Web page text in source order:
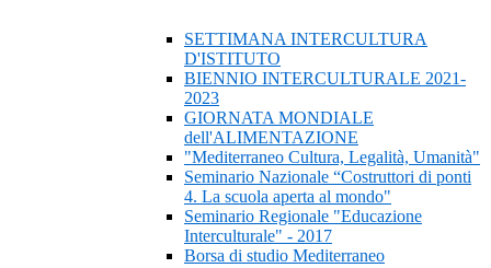
SETTIMANA INTERCULTURA
D'ISTITUTO
BIENNIO INTERCULTURALE 2021-
2023
GIORNATA MONDIALE
dell'ALIMENTAZIONE
"Mediterraneo Cultura, Legalità, Umanità"
Seminario Nazionale “Costruttori di ponti
4. La scuola aperta al mondo"
Seminario Regionale "Educazione
Interculturale" - 2017
Borsa di studio Mediterraneo